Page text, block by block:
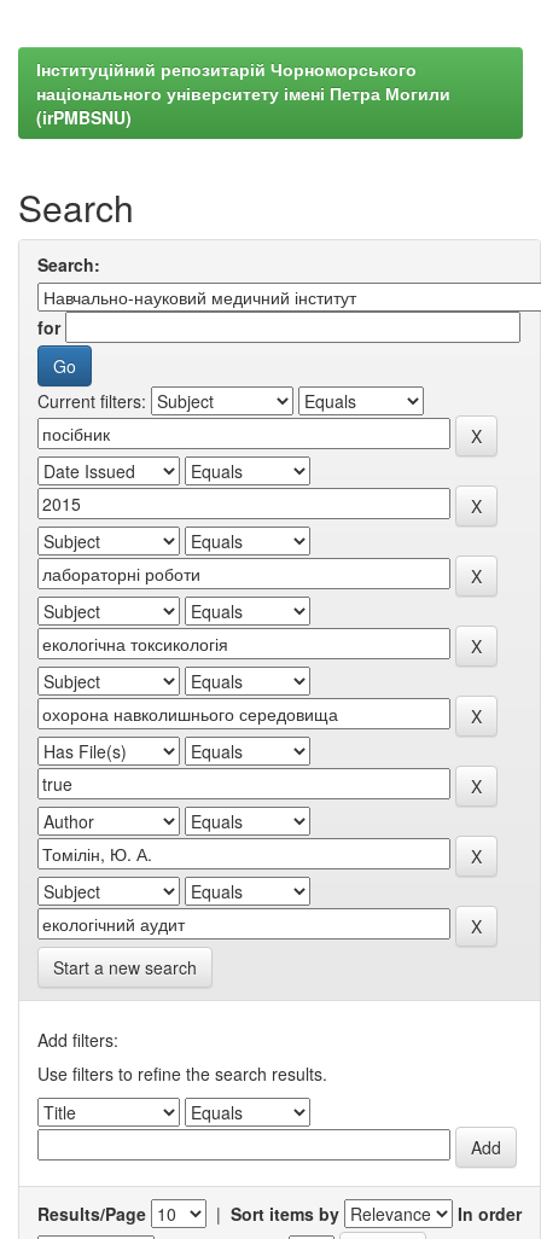
Інституційний репозитарій Чорноморського
національного університету імені Петра Могили
(irPMBSNU)
Search
Search:
for
Current filters:
Start a new search
Add filters:
Use filters to refine the search results.
Results/Page | Sort items by
In order